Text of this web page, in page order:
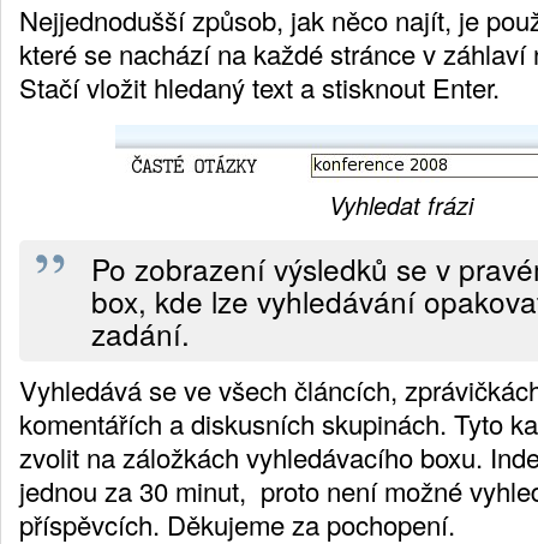
Nejjednodušší způsob, jak něco najít, je
které se nachází na každé stránce v záhlaví
Stačí vložit hledaný text a stisknout Enter.
Vyhledat frázi
Po zobrazení výsledků se v
box, kde lze vyhledávání
zadání.
Vyhledává se ve všech článcích,
komentářích a diskusních skupinách. Tyto
zvolit na záložkách vyhledávacího boxu.
jednou za 30 minut, proto není možné
příspěvcích. Děkujeme za pochopení.